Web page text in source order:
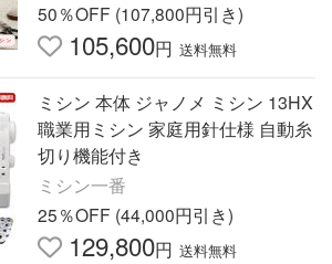
50％OFF (107,800円引き)
105,600円 送料無料
ミシン 本体 ジャノメ ミシン 13HX
職業用ミシン 家庭用針仕様 自動糸
切り機能付き
ミシン一番
25％OFF (44,000円引き)
129,800円 送料無料